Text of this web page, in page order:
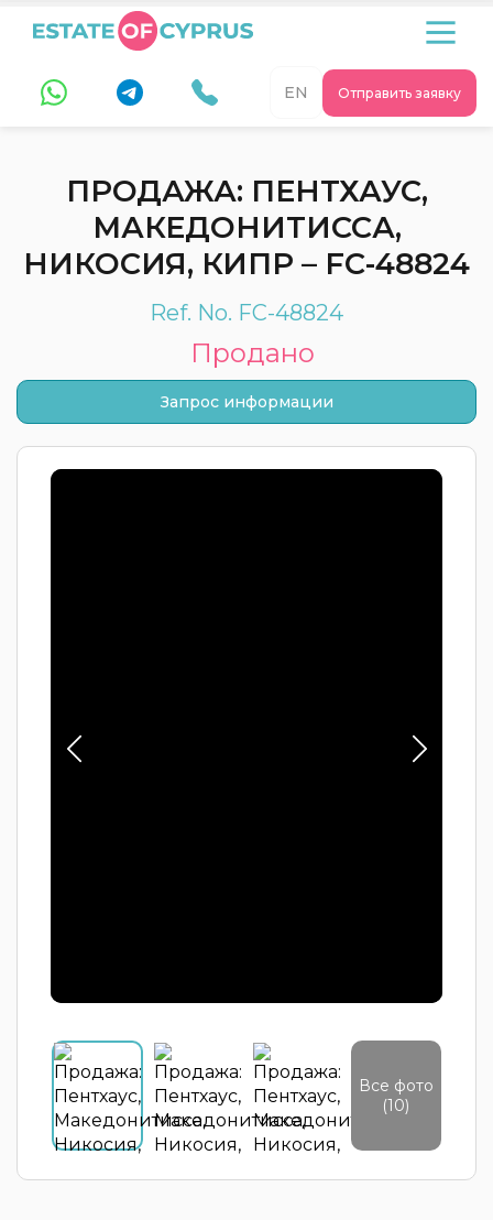
Отправить заявку
EN
ПРОДАЖА: ПЕНТХАУС,
МАКЕДОНИТИССА,
НИКОСИЯ, КИПР – FC-48824
Ref. No. FC-48824
Продано
Запрос информации
Все фото
(10)